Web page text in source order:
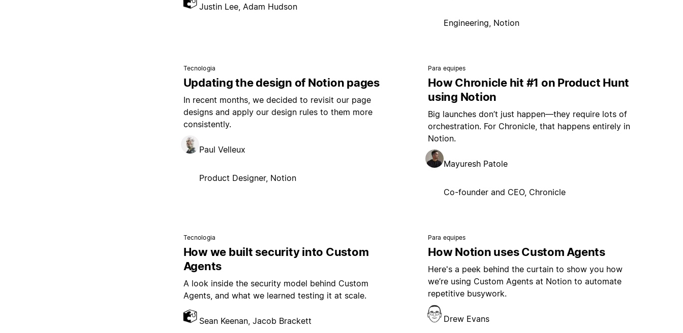
Justin Lee, Adam Hudson
Engineering, Notion
Tecnologia
Updating the design of Notion pages
In recent months, we decided to revisit our page
designs and apply our design rules to them more
consistently.
Paul Velleux
Product Designer, Notion
Para equipes
How Chronicle hit #1 on Product Hunt
using Notion
Big launches don’t just happen—they require lots of
orchestration. For Chronicle, that happens entirely in
Notion.
Mayuresh Patole
Co-founder and CEO, Chronicle
Tecnologia
How we built security into Custom
Agents
A look inside the security model behind Custom
Agents, and what we learned testing it at scale.
Sean Keenan, Jacob Brackett
Para equipes
How Notion uses Custom Agents
Here's a peek behind the curtain to show you how
we’re using Custom Agents at Notion to automate
repetitive busywork.
Drew Evans